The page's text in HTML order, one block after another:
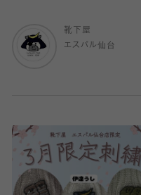
靴下屋
エスパル仙台